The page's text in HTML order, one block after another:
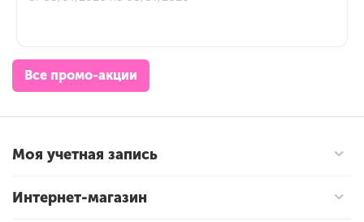
Все промо-акции
Моя учетная запись
Интернет-магазин